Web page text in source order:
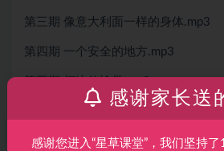
第三期 像意大利面一样的身体.mp3
第四期 一个安全的地方.mp3
.erphpdown-box{display:block;}
感谢家长送
感谢您进入“星草课堂”，我们坚持